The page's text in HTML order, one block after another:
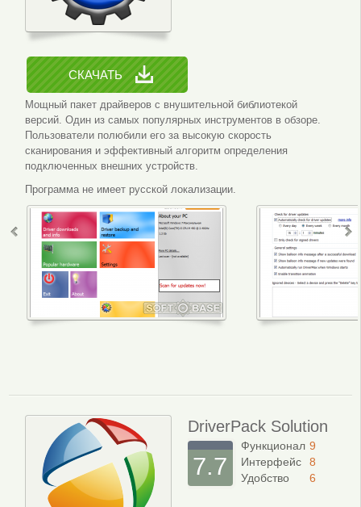
СКАЧАТЬ
Мощный пакет драйверов с внушительной библиотекой
версий. Один из самых популярных инструментов в обзоре.
Пользователи полюбили его за высокую скорость
сканирования и эффективный алгоритм определения
подключенных внешних устройств.
Программа не имеет русской локализации.
DriverPack Solution
7.7
Функционал
Интерфейс
Удобство
9
8
6